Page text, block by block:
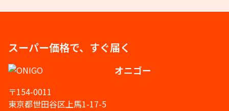
スーパー価格で、すぐ届く
オニゴー
〒154-0011
東京都世田谷区上馬1-17-5